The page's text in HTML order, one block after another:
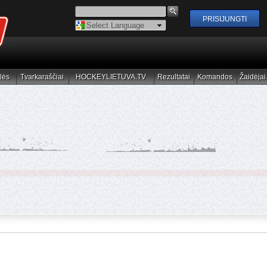
Powered by
Tvarkaraščiai
Tvarkaraščiai HOCKEYLIETUVA.TV
HOCKEYLIETUVA.TV Rezultatai
Rezultatai Komandos
Komandos Žaidėjai
Žaidėjai